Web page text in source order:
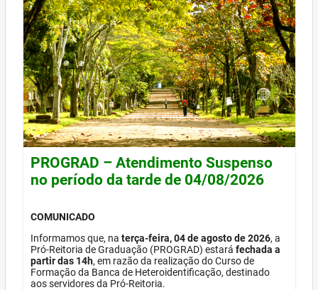
PROGRAD – Atendimento Suspenso
no período da tarde de 04/08/2026
COMUNICADO
Informamos que, na terça-feira, 04 de agosto de 2026, a
Pró-Reitoria de Graduação (PROGRAD) estará fechada a
partir das 14h, em razão da realização do Curso de
Formação da Banca de Heteroidentificação, destinado
aos servidores da Pró-Reitoria.